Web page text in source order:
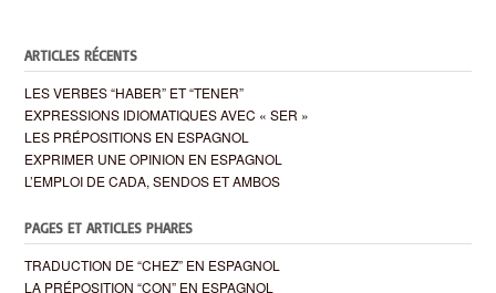
ARTICLES RÉCENTS
LES VERBES “HABER” ET “TENER”
EXPRESSIONS IDIOMATIQUES AVEC « SER »
LES PRÉPOSITIONS EN ESPAGNOL
EXPRIMER UNE OPINION EN ESPAGNOL
L’EMPLOI DE CADA, SENDOS ET AMBOS
PAGES ET ARTICLES PHARES
TRADUCTION DE “CHEZ” EN ESPAGNOL
LA PRÉPOSITION “CON” EN ESPAGNOL